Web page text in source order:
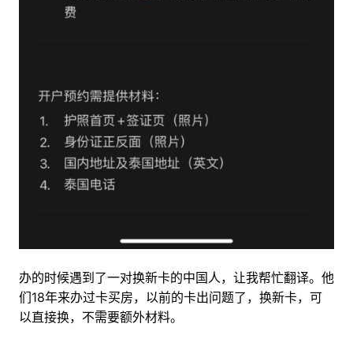
办的时候遇到了一对换新卡的中国人，让我帮忙翻译。他
们18年来办过卡买房，以前的卡出问题了，换新卡，可
以直接换，不需要额外材料。